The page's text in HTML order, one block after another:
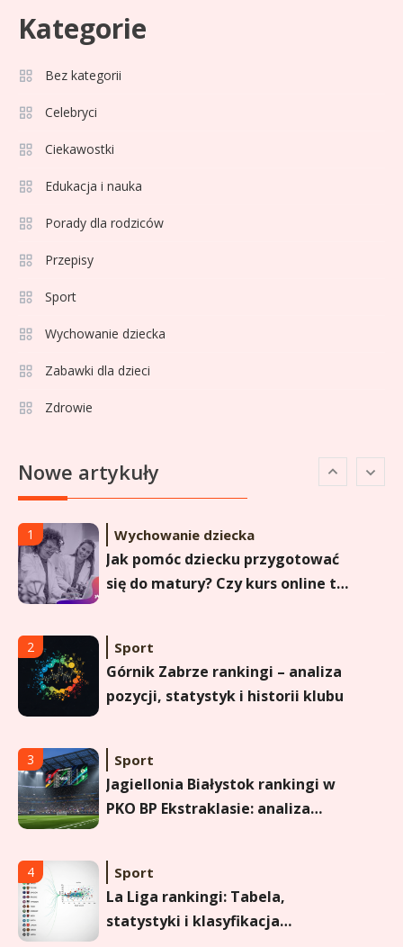
Kategorie
Bez kategorii
Celebryci
Ciekawostki
Edukacja i nauka
Porady dla rodziców
Przepisy
Sport
Wychowanie dziecka
Zabawki dla dzieci
Zdrowie
Nowe artykuły
3 Sport
formy i statystyk
4 Sport
La Liga rankingi: Tabela,
Lech Poznań rankingi: Analiza
pozycji w Ekstraklasie i
historyczne dane
1 Wychowanie dziecka
Jak pomóc dziecku przygotować
się do matury? Czy kurs online to
maturzysty?
2 Sport
Górnik Zabrze rankingi – analiza
pozycji, statystyk i historii klubu
3 Sport
Jagiellonia Białystok rankingi w
PKO BP Ekstraklasie: analiza
4 Sport
La Liga rankingi: Tabela,
statystyki i klasyfikacja